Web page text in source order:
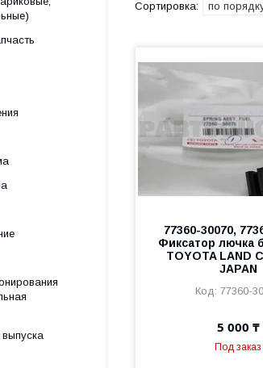
77360-30070,
Фиксатор лючка
TOYOTA LAND
JAPAN
77360-
5 000 ₸
Под заказ